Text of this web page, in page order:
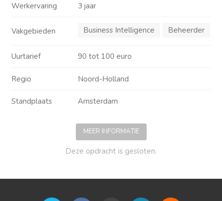
Werkervaring 3 jaar
Vakgebieden Business Intelligence Beheerder
Uurtarief 90 tot 100 euro
Regio Noord-Holland
Standplaats Amsterdam
MEER INFORMATIE
Deze opdracht is gesloten.